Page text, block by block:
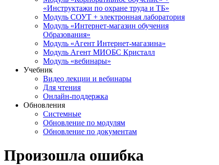
«Инструктажи по охране труда и ТБ»
Модуль СОУТ + электронная лаборатория
Модуль «Интернет-магазин обучения
Образования»
Модуль «Агент Интернет-магазина»
Модуль Агент МИОБС Кристалл
Модуль «вебинары»
Учебник
Видео лекции и вебинары
Для чтения
Онлайн-поддержка
Обновления
Системные
Обновление по модулям
Обновление по документам
Произошла ошибка